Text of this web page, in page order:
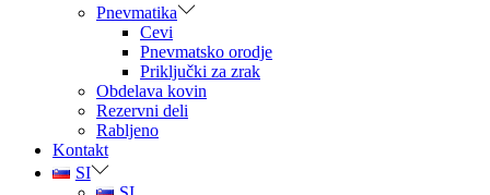
Pnevmatika
Cevi
Pnevmatsko orodje
Priključki za zrak
Obdelava kovin
Rezervni deli
Rabljeno
Kontakt
SI